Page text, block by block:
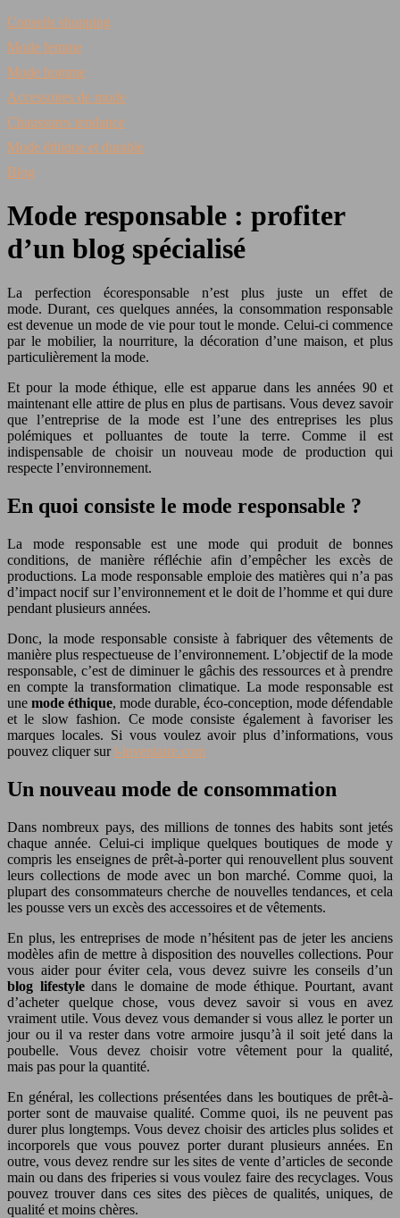
Conseils shopping
Mode femme
Mode homme
Accessoires de mode
Chaussures tendance
Mode éthique et durable
Blog
Mode responsable : profiter
d’un blog spécialisé
La perfection écoresponsable n’est plus juste un effet de
mode. Durant, ces quelques années, la consommation responsable
est devenue un mode de vie pour tout le monde. Celui-ci commence
par le mobilier, la nourriture, la décoration d’une maison, et plus
particulièrement la mode.
Et pour la mode éthique, elle est apparue dans les années 90 et
maintenant elle attire de plus en plus de partisans. Vous devez savoir
que l’entreprise de la mode est l’une des entreprises les plus
polémiques et polluantes de toute la terre. Comme il est
indispensable de choisir un nouveau mode de production qui
respecte l’environnement.
En quoi consiste le mode responsable ?
La mode responsable est une mode qui produit de bonnes
conditions, de manière réfléchie afin d’empêcher les excès de
productions. La mode responsable emploie des matières qui n’a pas
d’impact nocif sur l’environnement et le doit de l’homme et qui dure
pendant plusieurs années.
Donc, la mode responsable consiste à fabriquer des vêtements de
manière plus respectueuse de l’environnement. L’objectif de la mode
responsable, c’est de diminuer le gâchis des ressources et à prendre
en compte la transformation climatique. La mode responsable est
une mode éthique, mode durable, éco-conception, mode défendable
et le slow fashion. Ce mode consiste également à favoriser les
marques locales. Si vous voulez avoir plus d’informations, vous
pouvez cliquer sur l-inventaire.com
Un nouveau mode de consommation
Dans nombreux pays, des millions de tonnes des habits sont jetés
chaque année. Celui-ci implique quelques boutiques de mode y
compris les enseignes de prêt-à-porter qui renouvellent plus souvent
leurs collections de mode avec un bon marché. Comme quoi, la
plupart des consommateurs cherche de nouvelles tendances, et cela
les pousse vers un excès des accessoires et de vêtements.
En plus, les entreprises de mode n’hésitent pas de jeter les anciens
modèles afin de mettre à disposition des nouvelles collections. Pour
vous aider pour éviter cela, vous devez suivre les conseils d’un
blog lifestyledans le domaine de mode éthique. Pourtant, avant
d’acheter quelque chose, vous devez savoir si vous en avez
vraiment utile. Vous devez vous demander si vous allez le porter un
jour ou il va rester dans votre armoire jusqu’à il soit jeté dans la
poubelle. Vous devez choisir votre vêtement pour la qualité,
mais pas pour la quantité.
En général, les collections présentées dans les boutiques de prêt-à-
porter sont de mauvaise qualité. Comme quoi, ils ne peuvent pas
durer plus longtemps. Vous devez choisir des articles plus solides et
incorporels que vous pouvez porter durant plusieurs années. En
outre, vous devez rendre sur les sites de vente d’articles de seconde
main ou dans des friperies si vous voulez faire des recyclages. Vous
pouvez trouver dans ces sites des pièces de qualités, uniques, de
qualité et moins chères.